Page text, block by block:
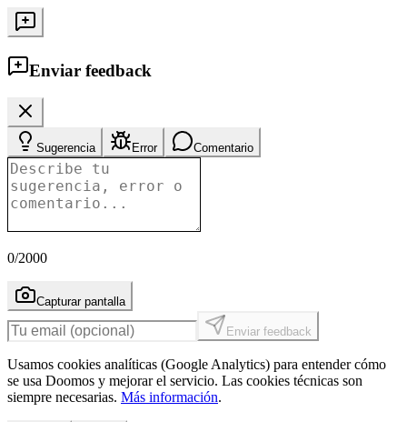
Enviar feedback
Sugerencia Error Comentario
0/2000
Capturar pantalla
Enviar feedback
Usamos cookies analíticas (Google Analytics) para entender cómo
se usa Doomos y mejorar el servicio. Las cookies técnicas son
siempre necesarias. Más información.